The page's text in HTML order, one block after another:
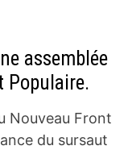
assemblée
Populaire.
Nouveau Front
du sursaut